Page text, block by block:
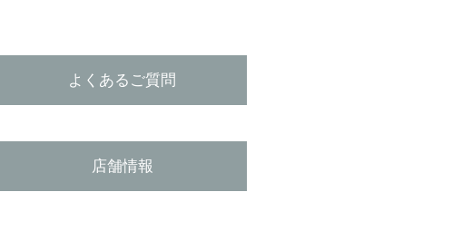
よくあるご質問
店舗情報